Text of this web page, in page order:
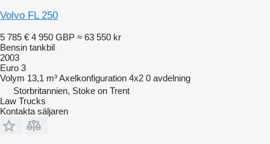
Volvo FL 250
5 785 € 4 950 GBP ≈ 63 550 kr
Bensin tankbil
2003
Euro 3
Volym 13,1 m³Axelkonfiguration 4x2 0 avdelning
Storbritannien, Stoke on Trent
Law Trucks
Kontakta säljaren